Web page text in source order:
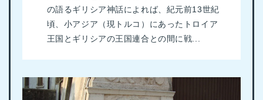
の語るギリシア神話によれば、紀元前13世紀
頃、小アジア（現トルコ）にあったトロイア
王国とギリシアの王国連合との間に戦...